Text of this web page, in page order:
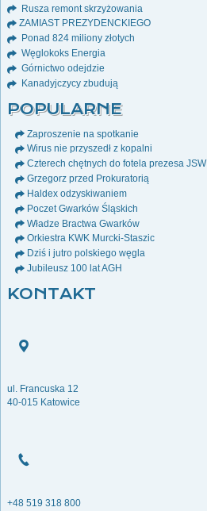
Rusza remont skrzyżowania
ZAMIAST PREZYDENCKIEGO
Ponad 824 miliony złotych
Węglokoks Energia
Górnictwo odejdzie
Kanadyjczycy zbudują
POPULARNE
Zaproszenie na spotkanie
Wirus nie przyszedł z kopalni
Czterech chętnych do fotela prezesa JSW
Grzegorz przed Prokuratorią
Haldex odzyskiwaniem
Poczet Gwarków Śląskich
Władze Bractwa Gwarków
Orkiestra KWK Murcki-Staszic
Dziś i jutro polskiego węgla
Jubileusz 100 lat AGH
KONTAKT
ul. Francuska 12
40-015 Katowice
+48 519 318 800